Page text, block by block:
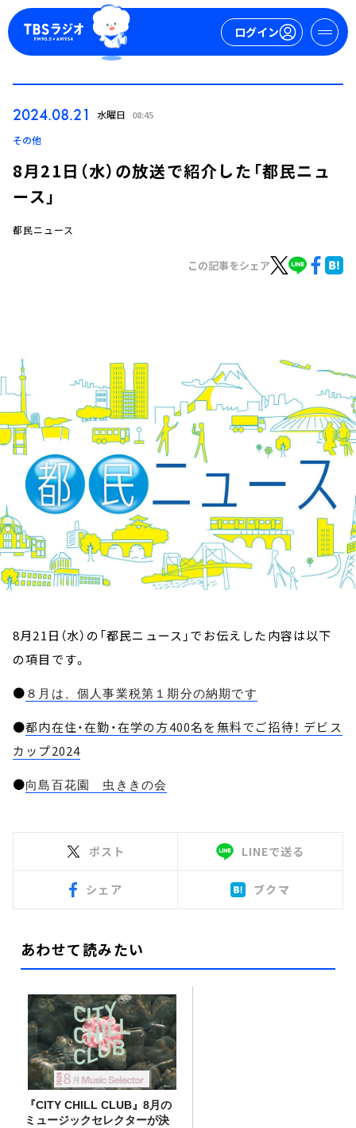
ログイン
イベント・グッズ
YouTube
会社情報
2024.08.21 水曜日 08:45
その他
8月21日（水）の放送で紹介した「都民ニュ
ース」
都民ニュース
この記事をシェア
8月21日（水）の「都民ニュース」でお伝えした内容は以下
の項目です。
● ８月は、個人事業税第１期分の納期です
●都内在住・在勤・在学の方400名を無料でご招待！ デビス
カップ2024
●向島百花園 虫ききの会
ポスト LINEで送る
シェア ブクマ
あわせて読みたい
『CITY CHILL CLUB』8月の
ミュージックセレクターが決